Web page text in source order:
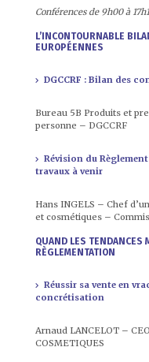
Conférences de 9h00 à
L’INCONTOURNABLE
DGCCRF : Bilan des
Bureau 5B Produits et
personne – DGCCRF
Révision du
travaux à venir
Hans INGELS – Chef
et cosmétiques –
QUAND LES TENDANCES
Réussir sa vente en
concrétisation
Arnaud LANCELOT –
COSMETIQUES